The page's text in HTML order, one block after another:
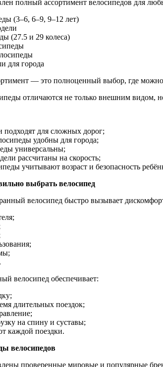
полный ассортимент велосипедов для
(3–6, 6–9, 9–12 лет)
(27.5 и 29 колеса)
для города
— это полноценный выбор, где
отличаются не только внешним видом,
подходят для сложных дорог;
удобны для города;
универсальны;
рассчитаны на скорость;
учитывают возраст и безопасность
выбрать велосипед
велосипед быстро вызывает
велосипед обеспечивает:
длительных поездок;
на спину и суставы;
каждой поездки.
велосипедов
проверенные мировые и популярные